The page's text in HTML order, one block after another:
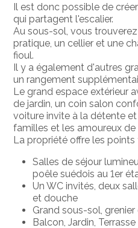
Il est donc possible de
qui partagent l'escalier.
Au sous-sol, vous
pratique, un cellier et une
fioul.
Il y a également d'autres
un rangement
Le grand espace extérieur
de jardin, un coin salon
voiture invite à la détente et
familles et les amoureux de
La propriété offre les points
Salles de séjour
poêle suédois au 1er
Un WC invités, deux
et douche
Grand sous-sol,
Balcon, Jardin,